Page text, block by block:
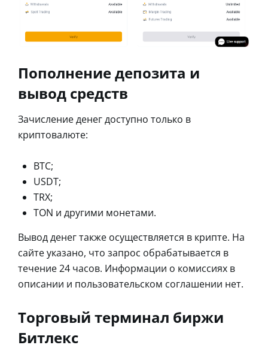
Пополнение депозита и
вывод средств
Зачисление денег доступно только в
криптовалюте:
BTC;
USDT;
TRX;
TON и другими монетами.
Вывод денег также осуществляется в крипте. На
сайте указано, что запрос обрабатывается в
течение 24 часов. Информации о комиссиях в
описании и пользовательском соглашении нет.
Торговый терминал биржи
Битлекс